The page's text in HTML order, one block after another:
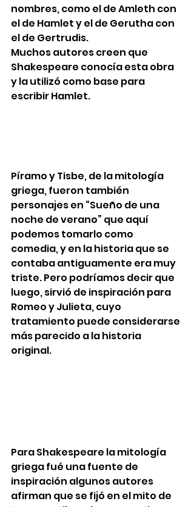
nombres, como el de Amleth con
el de Hamlet y el de Gerutha con
el de Gertrudis.
Muchos autores creen que
Shakespeare conocía esta obra
y la utilizó como base para
escribir Hamlet.
Píramo y Tisbe, de la mitología
griega, fueron también
personajes en “Sueño de una
noche de verano” que aquí
podemos tomarlo como
comedia, y en la historia que se
contaba antiguamente era muy
triste. Pero podríamos decir que
luego, sirvió de inspiración para
Romeo y Julieta, cuyo
tratamiento puede considerarse
más parecido a la historia
original.
Para Shakespeare la mitología
griega fué una fuente de
inspiración algunos autores
afirman que se fijó en el mito de